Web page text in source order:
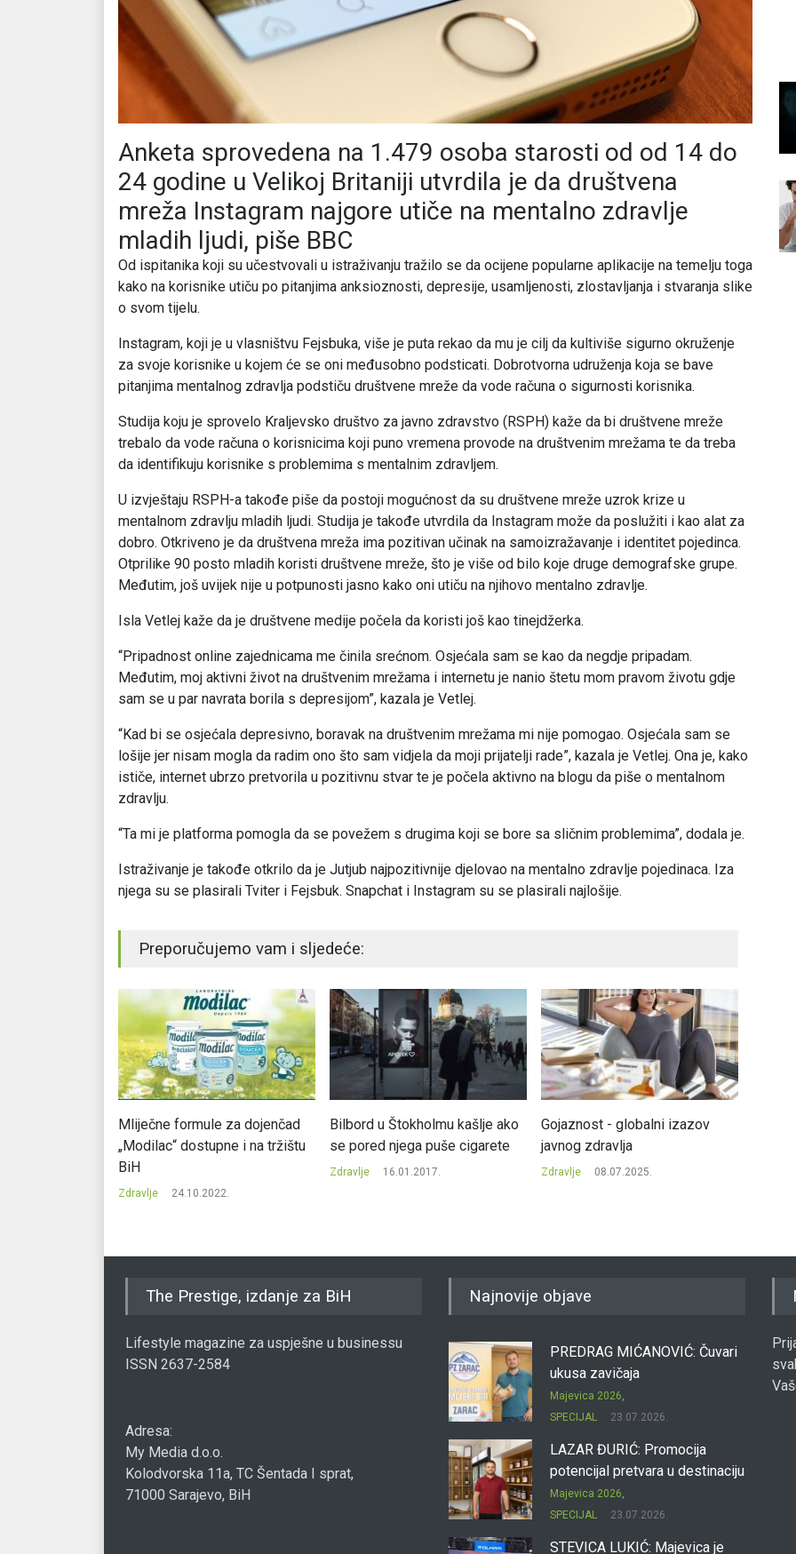
Anketa sprovedena na 1.479 osoba starosti od od 14 do
24 godine u Velikoj Britaniji utvrdila je da društvena
mreža Instagram najgore utiče na mentalno zdravlje
mladih ljudi, piše BBC
Od ispitanika koji su učestvovali u istraživanju tražilo se da ocijene popularne aplikacije na temelju toga
kako na korisnike utiču po pitanjima anksioznosti, depresije, usamljenosti, zlostavljanja i stvaranja slike
o svom tijelu.
Instagram, koji je u vlasništvu Fejsbuka, više je puta rekao da mu je cilj da kultiviše sigurno okruženje
za svoje korisnike u kojem će se oni međusobno podsticati. Dobrotvorna udruženja koja se bave
pitanjima mentalnog zdravlja podstiču društvene mreže da vode računa o sigurnosti korisnika.
Studija koju je sprovelo Kraljevsko društvo za javno zdravstvo (RSPH) kaže da bi društvene mreže
trebalo da vode računa o korisnicima koji puno vremena provode na društvenim mrežama te da treba
da identifikuju korisnike s problemima s mentalnim zdravljem.
U izvještaju RSPH-a takođe piše da postoji mogućnost da su društvene mreže uzrok krize u
mentalnom zdravlju mladih ljudi. Studija je takođe utvrdila da Instagram može da poslužiti i kao alat za
dobro. Otkriveno je da društvena mreža ima pozitivan učinak na samoizražavanje i identitet pojedinca.
Otprilike 90 posto mladih koristi društvene mreže, što je više od bilo koje druge demografske grupe.
Međutim, još uvijek nije u potpunosti jasno kako oni utiču na njihovo mentalno zdravlje.
Isla Vetlej kaže da je društvene medije počela da koristi još kao tinejdžerka.
“Pripadnost online zajednicama me činila srećnom. Osjećala sam se kao da negdje pripadam.
Međutim, moj aktivni život na društvenim mrežama i internetu je nanio štetu mom pravom životu gdje
sam se u par navrata borila s depresijom”, kazala je Vetlej.
“Kad bi se osjećala depresivno, boravak na društvenim mrežama mi nije pomogao. Osjećala sam se
lošije jer nisam mogla da radim ono što sam vidjela da moji prijatelji rade”, kazala je Vetlej. Ona je, kako
ističe, internet ubrzo pretvorila u pozitivnu stvar te je počela aktivno na blogu da piše o mentalnom
zdravlju.
“Ta mi je platforma pomogla da se povežem s drugima koji se bore sa sličnim problemima”, dodala je.
Istraživanje je takođe otkrilo da je Jutjub najpozitivnije djelovao na mentalno zdravlje pojedinaca. Iza
njega su se plasirali Tviter i Fejsbuk. Snapchat i Instagram su se plasirali najlošije.
Preporučujemo vam i sljedeće:
Mliječne formule za dojenčad
„Modilac“ dostupne i na tržištu
BiH
Zdravlje 24.10.2022.
Bilbord u Štokholmu kašlje ako
se pored njega puše cigarete
Zdravlje 16.01.2017.
Gojaznost - globalni izazov
javnog zdravlja
Zdravlje 08.07.2025.
The Prestige, izdanje za BiH
Lifestyle magazine za uspješne u businessu
ISSN 2637-2584
Adresa:
My Media d.o.o.
Kolodvorska 11a, TC Šentada I sprat,
71000 Sarajevo, BiH
Najnovije objave
PREDRAG MIĆANOVIĆ: Čuvari
ukusa zavičaja
Majevica 2026
SPECIJAL
23.07.2026.
LAZAR ĐURIĆ: Promocija
potencijal pretvara u destinaciju
Majevica 2026
SPECIJAL
23.07.2026.
STEVICA LUKIĆ: Majevica je